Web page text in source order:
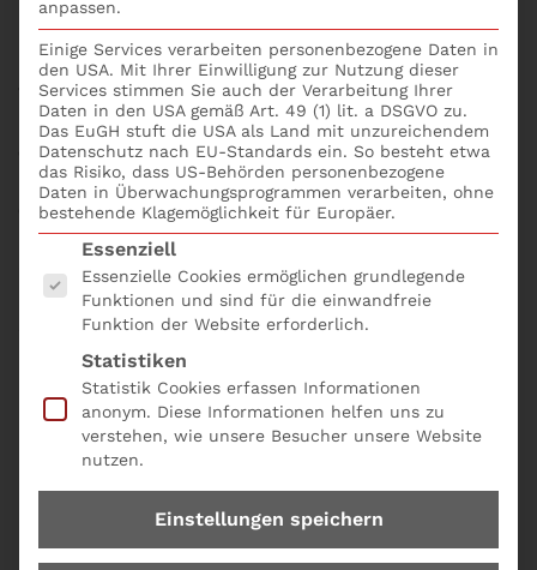
Effektive Projektmanager sind vor allemeffektive
Führer . Siemotivieren Teammitglieder,erwecken
Vertrauen undlösen Konflikteeffizient. Diese
Führungseigenschaften sind direkt mit der
emotionalen Intelligenzverknüpft. Ein emotional
intelligenter Projektmanager kannsich in sein Team
einfühlen, ihreBedürfnisse und Sorgen verstehen
undangemessen reagieren. Er kannLobfür gut
erledigte Arbeit aussprechen,konstruktives
Feedbackgeben und Teammitglieder in schwierigen
unterstützen, was alles zu einem
motivierteren und produktiveren Team
Konfliktlösung
Konflikte sind einunvermeidlicher Teil jedes
, die ausMissverständnissen,
Fehlkommunikationenoder
anpassen.
Einige Services verarbeiten personenbezogene Daten in
den USA. Mit Ihrer Einwilligung zur Nutzung dieser
Services stimmen Sie auch der Verarbeitung Ihrer
Daten in den USA gemäß Art. 49 (1) lit. a DSGVO zu.
Das EuGH stuft die USA als Land mit unzureichendem
Datenschutz nach EU-Standards ein. So besteht etwa
das Risiko, dass US-Behörden personenbezogene
Daten in Überwachungsprogrammen verarbeiten, ohne
bestehende Klagemöglichkeit für Europäer.
Es folgt eine Liste der Service-Gruppen, für die
Essenziell
Essenzielle Cookies ermöglichen grundlegende
Funktionen und sind für die einwandfreie
Funktion der Website erforderlich.
Statistiken
Statistik Cookies erfassen Informationen
anonym. Diese Informationen helfen uns zu
verstehen, wie unsere Besucher unsere Website
nutzen.
Einstellungen speichern